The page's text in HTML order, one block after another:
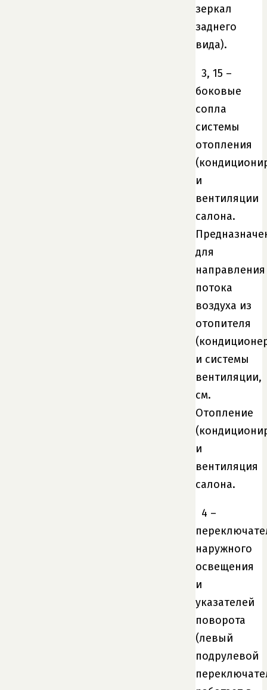
зеркал
заднего
вида).
3, 15 –
боковые
сопла
системы
отопления
и
вентиляции
салона.
для
направления
потока
воздуха из
отопителя
и системы
вентиляции,
см.
Отопление
и
вентиляция
салона.
4 –
наружного
освещения
и
указателей
поворота
(левый
подрулевой